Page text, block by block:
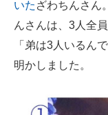
モノづくり技術者
エレクトロニクス
エネルギーの専門メ
いた ざわちんさん
んさんは、3人全
「弟は3人いるん
明かしました。